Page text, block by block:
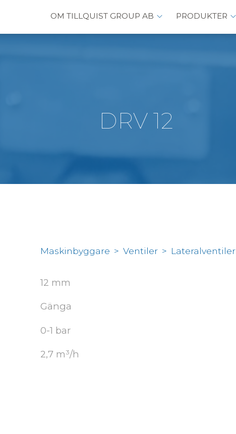
OM TILLQUIST GROUP AB PRODUKTER
DRV 12
Maskinbyggare > Ventiler > Lateralventiler
12 mm
Gänga
0-1 bar
2,7 m³/h